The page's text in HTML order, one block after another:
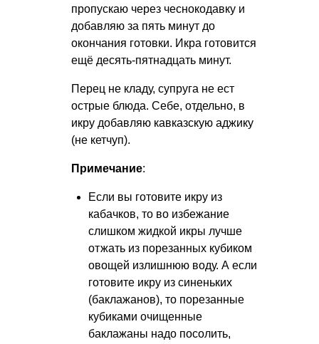
пропускаю через чеснокодавку и
добавляю за пять минут до
окончания готовки. Икра готовится
ещё десять-пятнадцать минут.
Перец не кладу, супруга не ест
острые блюда. Себе, отдельно, в
икру добавляю кавказскую аджику
(не кетчуп).
Примечание:
Если вы готовите икру из
кабачков, то во избежание
слишком жидкой икры лучше
отжать из порезанных кубиком
овощей излишнюю воду. А если
готовите икру из синеньких
(баклажанов), то порезанные
кубиками очищенные
баклажаны надо посолить,